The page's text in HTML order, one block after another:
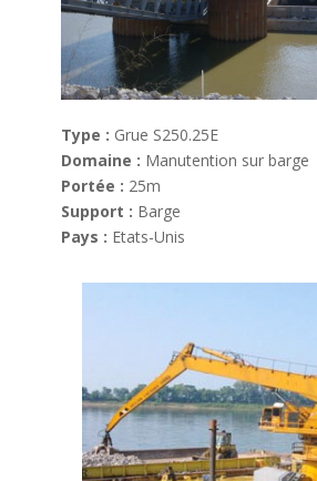
Type : Grue S250.25E
Domaine : Manutention sur barge
Portée : 25m
Support : Barge
Pays : Etats-Unis